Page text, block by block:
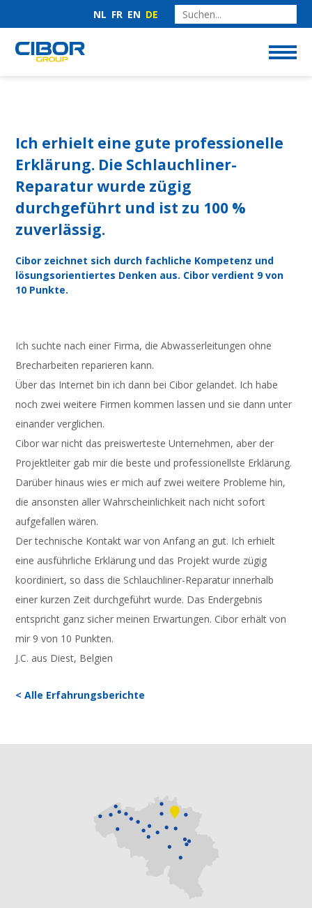
NL FR EN DE
Ich erhielt eine gute professionelle
Erklärung. Die Schlauchliner-
Reparatur wurde zügig
durchgeführt und ist zu 100 %
zuverlässig.
Cibor zeichnet sich durch fachliche Kompetenz und
lösungsorientiertes Denken aus. Cibor verdient 9 von
10 Punkte.
Ich suchte nach einer Firma, die Abwasserleitungen ohne
Brecharbeiten reparieren kann.
Über das Internet bin ich dann bei Cibor gelandet. Ich habe
noch zwei weitere Firmen kommen lassen und sie dann unter
einander verglichen.
Cibor war nicht das preiswerteste Unternehmen, aber der
Projektleiter gab mir die beste und professionellste Erklärung.
Darüber hinaus wies er mich auf zwei weitere Probleme hin,
die ansonsten aller Wahrscheinlichkeit nach nicht sofort
aufgefallen wären.
Der technische Kontakt war von Anfang an gut. Ich erhielt
eine ausführliche Erklärung und das Projekt wurde zügig
koordiniert, so dass die Schlauchliner-Reparatur innerhalb
einer kurzen Zeit durchgeführt wurde. Das Endergebnis
entspricht ganz sicher meinen Erwartungen. Cibor erhält von
mir 9 von 10 Punkten.
J.C. aus Diest, Belgien
< Alle Erfahrungsberichte